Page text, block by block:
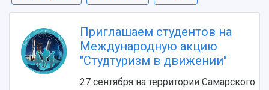
Приглашаем студентов на
Международную акцию
"Студтуризм в движении"
27 сентября на территории Самарского